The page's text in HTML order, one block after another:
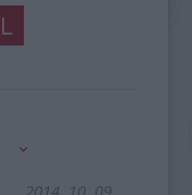
2014. 10. 09.